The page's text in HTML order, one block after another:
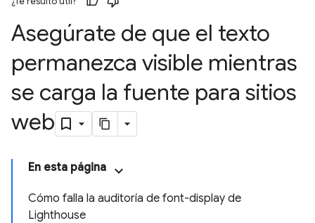
Asegúrate de que el texto
permanezca visible mientras
se carga la fuente para sitios
web
En esta página
Cómo falla la auditoría de font-display de
Lighthouse